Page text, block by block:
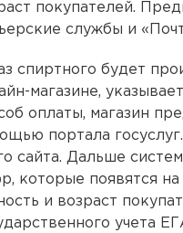
покупателей.
службы и
спиртного будет
магазине,
оплаты, магазин
портала
сайта. Дальше
которые появятся
и возраст
учета